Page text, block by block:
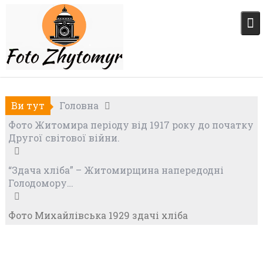
Ви тут
Головна
Фото Житомира періоду від 1917 року до початку
Другої світової війни.
“Здача хліба” – Житомирщина напередодні
Голодомору…
Фото Михайлівська 1929 здачі хліба